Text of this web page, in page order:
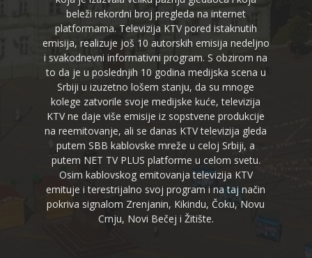
beleži rekordni broj pregleda na internet
platformama. Televizija KTV pored istaknutih
emisija, realizuje još 10 autorskih emisija nedeljno
i svakodnevni informativni program. S obzirom na
to da je u poslednjih 10 godina medijska scena u
Srbiji u izuzetno lošem stanju, da su mnoge
kolege zatvorile svoje medijske kuće, televizija
KTV ne daje više emisije iz sopstvene produkcije
na reemitovanje, ali se danas KTV televizija gleda
putem SBB kablovske mreže u celoj Srbiji, a
putem NET TV PLUS platforme u celom svetu.
Osim kablovskog emitovanja televizija KTV
emituje i terestrijalno svoj program i na taj način
pokriva signalom Zrenjanin, Kikindu, Čoku, Novu
Crnju, Novi Bečej i Žitište.